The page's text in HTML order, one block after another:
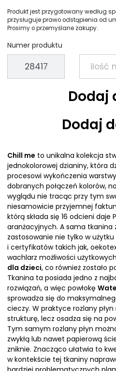
Produkt jest przygotowany według
przysługuje prawo odstąpienia od
Prosimy o przemyślane zakupy.
Numer produktu
Dodaj
Dodaj
Chill me to unikalna kolekcja
jednokolorowej dzianiny, która
procesowi wykończenia
dobranych połączeń kolorów,
wyglądu nie tracąc przy tym
niesamowicie przyjemnej
którą składa się 16 odcieni daje
aranżacyjnych. A sama tkanina
zastosowanie nie tylko w
i certyfikatów takich jak, oekotex
wachlarz możliwości
dla dzieci, co również zostało
Tkanina ta posiada jedno z
rozwiązań, a więc powłokę
sprowadza się do
cieczy. W praktyce rozlany
strukturę, lecz osadza się na
Tym samym rozlany płyn
zwykłą lub nawet papierową
zniknie. Znacząco ułatwia to
w kontekście tej tkaniny